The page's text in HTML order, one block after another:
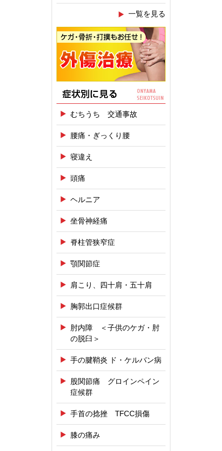
一覧を見る
むちうち 交通事故
腰痛・ぎっくり腰
寝違え
頭痛
ヘルニア
坐骨神経痛
脊柱管狭窄症
顎関節症
肩こり、四十肩・五十肩
胸郭出口症候群
肘内障 ＜子供のケガ・肘
の脱臼＞
手の腱鞘炎 ド・ケルバン病
股関節痛 グロインペイン
症候群
手首の捻挫 TFCC損傷
膝の痛み